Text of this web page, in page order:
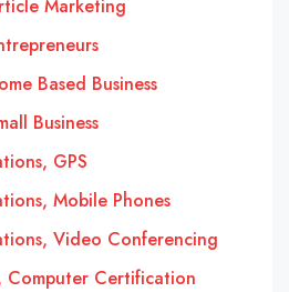
Marketing
Based Business
Business
GPS
Mobile Phones
Video Conferencing
Computer Certification